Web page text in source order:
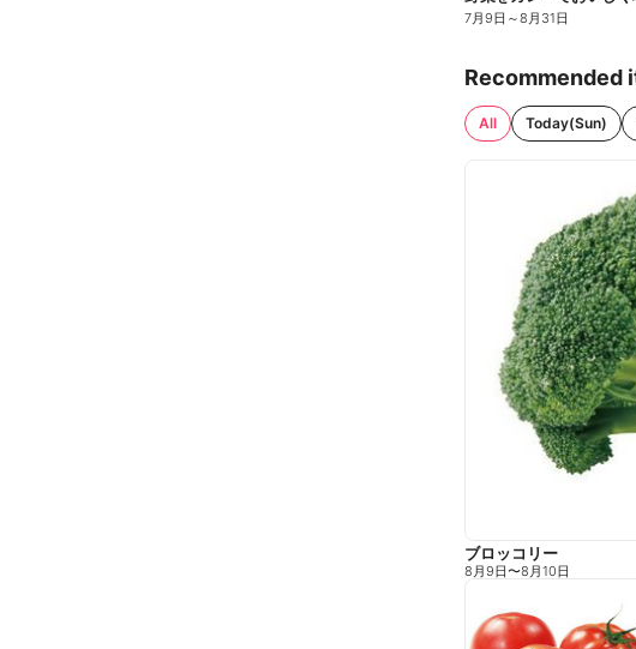
7月9日 ～8月31日
Recommended
All Today(Sun)
ブロッコリー
8月9日〜8月10日